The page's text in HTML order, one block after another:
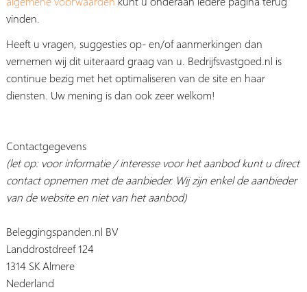
vinden.
Heeft u vragen, suggesties op- en/of aanmerkingen dan
vernemen wij dit uiteraard graag van u. Bedrijfsvastgoed.nl is
continue bezig met het optimaliseren van de site en haar
diensten. Uw mening is dan ook zeer welkom!
Contactgegevens
(let op: voor informatie / interesse voor het aanbod kunt u direct
contact opnemen met de aanbieder. Wij zijn enkel de aanbieder
van de website en niet van het aanbod)
Beleggingspanden.nl BV
Landdrostdreef 124
1314 SK Almere
Nederland